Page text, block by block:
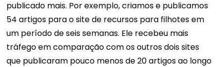
publicado mais. Por exemplo, criamos e publicamos
54 artigos para o site de recursos para filhotes em
um período de seis semanas. Ele recebeu mais
tráfego em comparação com os outros dois sites
que publicaram pouco menos de 20 artigos ao longo